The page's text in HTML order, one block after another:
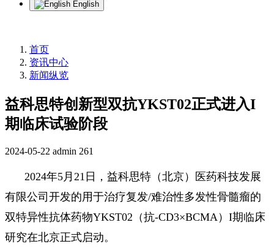
English
首页
资讯中心
新闻纵览
益科思特创新型双抗YKST02正式进入I
期临床试验阶段
2024-05-22 admin 261
2024年5月21日，益科思特（北京）医药科技发展
有限公司开发的用于治疗复发/难治性多发性骨髓瘤的
双特异性抗体药物YKST02（抗-CD3×BCMA）I期临床
研究在北京正式启动。